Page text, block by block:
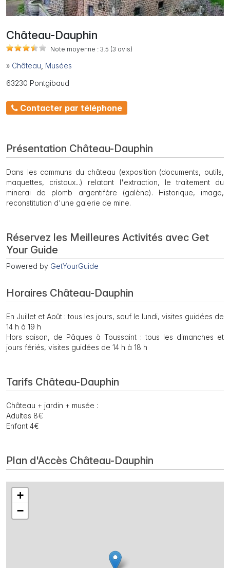
Château-Dauphin
Note moyenne : 3.5 (3 avis)
» Château Musées
63230 Pontgibaud
Contacter par téléphone
Présentation Château-Dauphin
Dans les communs du château (exposition (documents, outils,
maquettes, cristaux...) relatant l'extraction, le traitement du
minerai de plomb argentifère (galène). Historique, image,
reconstitution d'une galerie de mine.
Réservez les Meilleures Activités avec Get
Your Guide
Powered by GetYourGuide
Horaires Château-Dauphin
En Juillet et Août : tous les jours, sauf le lundi, visites guidées de
14 h à 19 h
Hors saison, de Pâques à Toussaint : tous les dimanches et
jours fériés, visites guidées de 14 h à 18 h
Tarifs Château-Dauphin
Château + jardin + musée :
Adultes 8€
Enfant 4€
Plan d'Accès Château-Dauphin
+
−